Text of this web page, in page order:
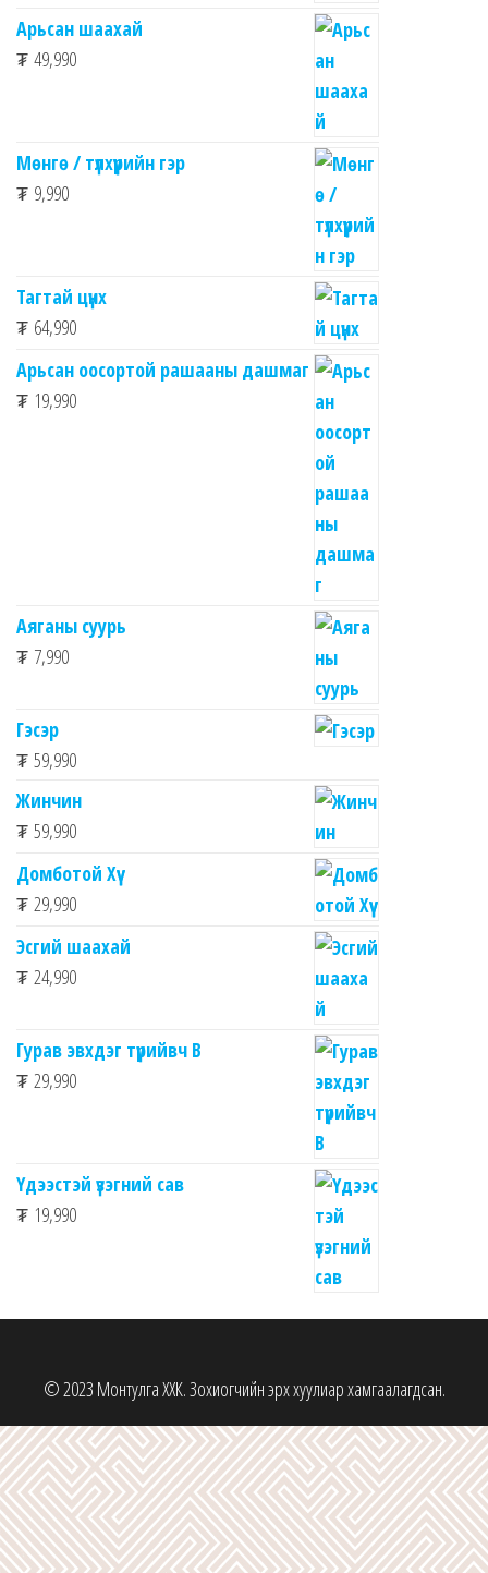
Арьсан шаахай
₮ 49,990
Мөнгө / түлхүүрийн гэр
₮ 9,990
Тагтай цүнх
₮ 64,990
Арьсан оосортой рашааны дашмаг
₮ 19,990
Аяганы суурь
₮ 7,990
Гэсэр
₮ 59,990
Жинчин
₮ 59,990
Домботой Хүү
₮ 29,990
Эсгий шаахай
₮ 24,990
Гурав эвхдэг түрийвч B
₮ 29,990
Үдээстэй үзэгний сав
₮ 19,990
© 2023 Монтулга ХХК. Зохиогчийн эрх хуулиар хамгаалагдсан.